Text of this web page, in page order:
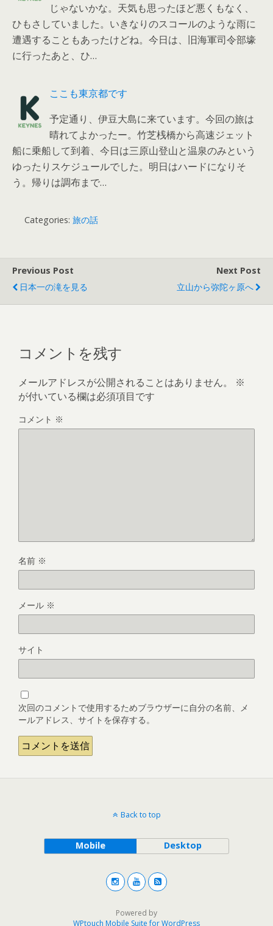
じゃないかな。天気も思ったほど悪くもなく、
ひもさしていました。いきなりのスコールのような雨に
遭遇することもあったけどね。今日は、旧海軍司令部壕
に行ったあと、ひ…
ここも東京都です
予定通り、伊豆大島に来ています。今回の旅は
晴れてよかったー。竹芝桟橋から高速ジェット
船に乗船して到着、今日は三原山登山と温泉のみという
ゆったりスケジュールでした。明日はハードになりそ
う。帰りは調布まで…
Categories: 旅の話
Previous Post
日本一の滝を見る
Next Post
立山から弥陀ヶ原へ
コメントを残す
メールアドレスが公開されることはありません。
※
が付いている欄は必須項目です
コメント ※
名前 ※
メール ※
サイト
次回のコメントで使用するためブラウザーに自分の名前、メ
ールアドレス、サイトを保存する。
Back to top
Mobile Desktop
Powered by
WPtouch Mobile Suite for WordPress